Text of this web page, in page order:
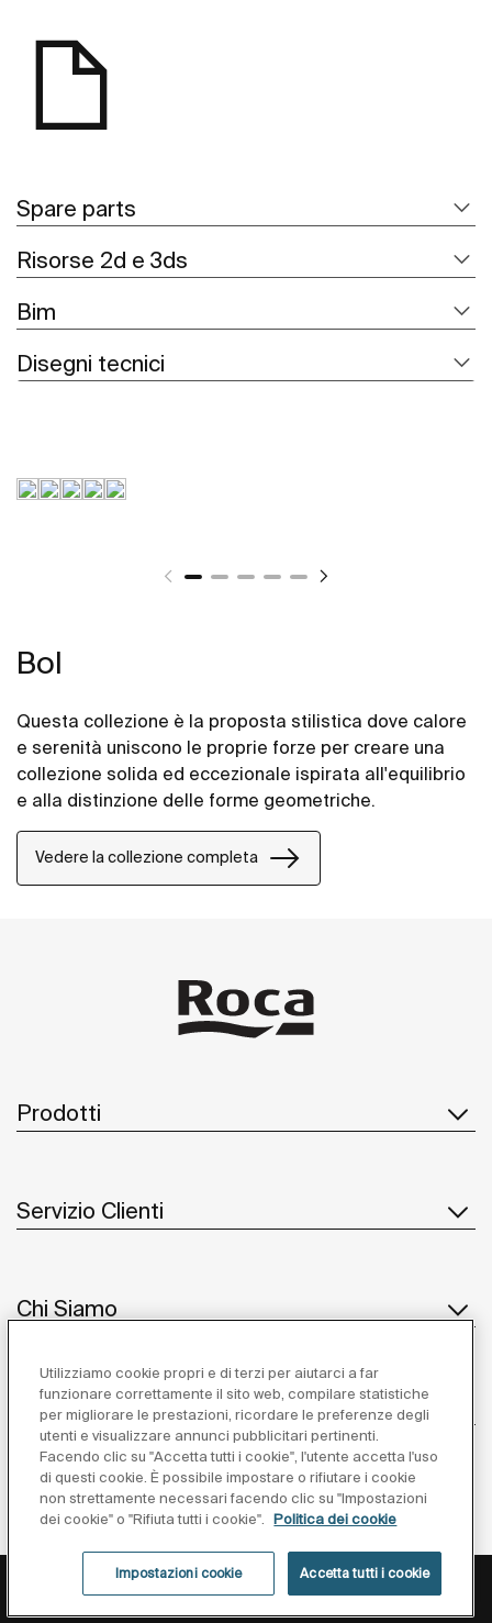
Spare parts
Risorse 2d e 3ds
Bim
Disegni tecnici
Bol
Questa collezione è la proposta stilistica dove calore
e serenità uniscono le proprie forze per creare una
collezione solida ed eccezionale ispirata all'equilibrio
e alla distinzione delle forme geometriche.
Vedere la collezione completa
Prodotti
Servizio Clienti
Chi Siamo
Ispirazione
Seguiteci
Privacy Policy Avviso Legale Cookies Policy
Utilizziamo cookie propri e di terzi per aiutarci a far
funzionare correttamente il sito web, compilare statistiche
per migliorare le prestazioni, ricordare le preferenze degli
utenti e visualizzare annunci pubblicitari pertinenti.
Facendo clic su "Accetta tutti i cookie", l'utente accetta l'uso
di questi cookie. È possibile impostare o rifiutare i cookie
non strettamente necessari facendo clic su "Impostazioni
dei cookie" o "Rifiuta tutti i cookie".
Politica dei cookie
Impostazioni cookie Accetta tutti i cookie